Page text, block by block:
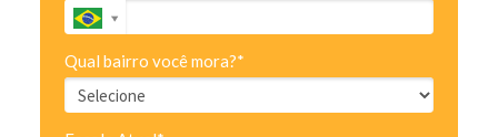
Qual bairro você mora?*